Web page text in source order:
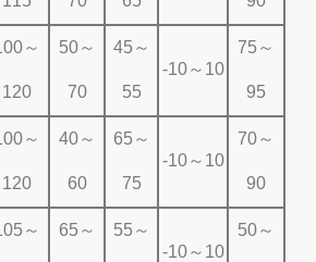
～
120
50～
70
45～
55
-10～10
75～
95
～
120
40～
60
65～
75
-10～10
70～
90
～ 65～ 55～
-10～10
50～